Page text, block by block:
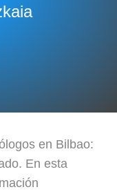
en Bilbao:
En esta